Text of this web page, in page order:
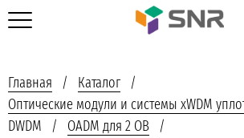
Главная
Каталог
Оптические модули и системы xWDM
DWDM
OADM для 2 ОВ